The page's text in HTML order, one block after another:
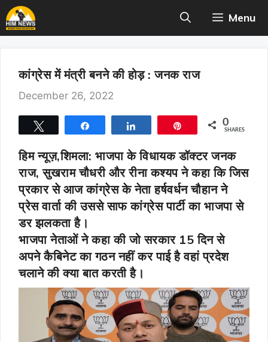
Skip
to
content
Menu
कांग्रेस में मंत्री बनने की होड़ : जनक राज
December 26, 2022
0
SHARES
हिम न्यूज़,शिमला: भाजपा के विधायक डॉक्टर जनक
राज, सुखराम चौधरी और रीना कश्यप ने कहा कि जिस
प्रकार से आज कांग्रेस के नेता हर्षवर्धन चौहान ने
प्रेस वार्ता की उससे साफ कांग्रेस पार्टी का भाजपा से
डर झलकता है।
भाजपा नेताओं ने कहा की जो सरकार 15 दिन से
अपने कैबिनेट का गठन नहीं कर पाई है वहां प्रदेश
चलाने की क्या बात करती है।